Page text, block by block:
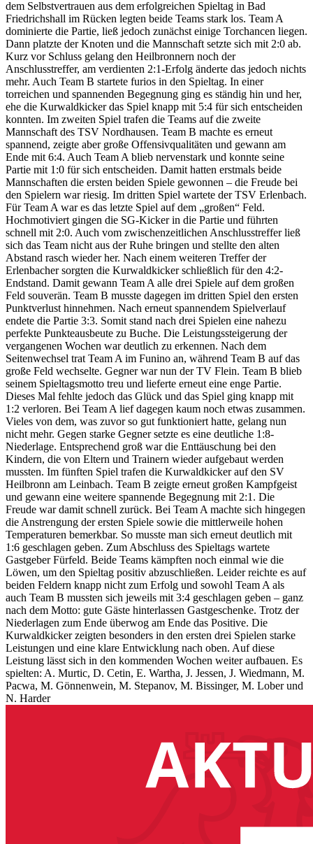
dem Selbstvertrauen aus dem erfolgreichen Spieltag in Bad
Friedrichshall im Rücken legten beide Teams stark los. Team A
dominierte die Partie, ließ jedoch zunächst einige Torchancen liegen.
Dann platzte der Knoten und die Mannschaft setzte sich mit 2:0 ab.
Kurz vor Schluss gelang den Heilbronnern noch der
Anschlusstreffer, am verdienten 2:1-Erfolg änderte das jedoch nichts
mehr. Auch Team B startete furios in den Spieltag. In einer
torreichen und spannenden Begegnung ging es ständig hin und her,
ehe die Kurwaldkicker das Spiel knapp mit 5:4 für sich entscheiden
konnten. Im zweiten Spiel trafen die Teams auf die zweite
Mannschaft des TSV Nordhausen. Team B machte es erneut
spannend, zeigte aber große Offensivqualitäten und gewann am
Ende mit 6:4. Auch Team A blieb nervenstark und konnte seine
Partie mit 1:0 für sich entscheiden. Damit hatten erstmals beide
Mannschaften die ersten beiden Spiele gewonnen – die Freude bei
den Spielern war riesig. Im dritten Spiel wartete der TSV Erlenbach.
Für Team A war es das letzte Spiel auf dem „großen“ Feld.
Hochmotiviert gingen die SG-Kicker in die Partie und führten
schnell mit 2:0. Auch vom zwischenzeitlichen Anschlusstreffer ließ
sich das Team nicht aus der Ruhe bringen und stellte den alten
Abstand rasch wieder her. Nach einem weiteren Treffer der
Erlenbacher sorgten die Kurwaldkicker schließlich für den 4:2-
Endstand. Damit gewann Team A alle drei Spiele auf dem großen
Feld souverän. Team B musste dagegen im dritten Spiel den ersten
Punktverlust hinnehmen. Nach erneut spannendem Spielverlauf
endete die Partie 3:3. Somit stand nach drei Spielen eine nahezu
perfekte Punkteausbeute zu Buche. Die Leistungssteigerung der
vergangenen Wochen war deutlich zu erkennen. Nach dem
Seitenwechsel trat Team A im Funino an, während Team B auf das
große Feld wechselte. Gegner war nun der TV Flein. Team B blieb
seinem Spieltagsmotto treu und lieferte erneut eine enge Partie.
Dieses Mal fehlte jedoch das Glück und das Spiel ging knapp mit
1:2 verloren. Bei Team A lief dagegen kaum noch etwas zusammen.
Vieles von dem, was zuvor so gut funktioniert hatte, gelang nun
nicht mehr. Gegen starke Gegner setzte es eine deutliche 1:8-
Niederlage. Entsprechend groß war die Enttäuschung bei den
Kindern, die von Eltern und Trainern wieder aufgebaut werden
mussten. Im fünften Spiel trafen die Kurwaldkicker auf den SV
Heilbronn am Leinbach. Team B zeigte erneut großen Kampfgeist
und gewann eine weitere spannende Begegnung mit 2:1. Die
Freude war damit schnell zurück. Bei Team A machte sich hingegen
die Anstrengung der ersten Spiele sowie die mittlerweile hohen
Temperaturen bemerkbar. So musste man sich erneut deutlich mit
1:6 geschlagen geben. Zum Abschluss des Spieltags wartete
Gastgeber Fürfeld. Beide Teams kämpften noch einmal wie die
Löwen, um den Spieltag positiv abzuschließen. Leider reichte es auf
beiden Feldern knapp nicht zum Erfolg und sowohl Team A als
auch Team B mussten sich jeweils mit 3:4 geschlagen geben – ganz
nach dem Motto: gute Gäste hinterlassen Gastgeschenke. Trotz der
Niederlagen zum Ende überwog am Ende das Positive. Die
Kurwaldkicker zeigten besonders in den ersten drei Spielen starke
Leistungen und eine klare Entwicklung nach oben. Auf diese
Leistung lässt sich in den kommenden Wochen weiter aufbauen. Es
spielten: A. Murtic, D. Cetin, E. Wartha, J. Jessen, J. Wiedmann, M.
Pacwa, M. Gönnenwein, M. Stepanov, M. Bissinger, M. Lober und
N. Harder